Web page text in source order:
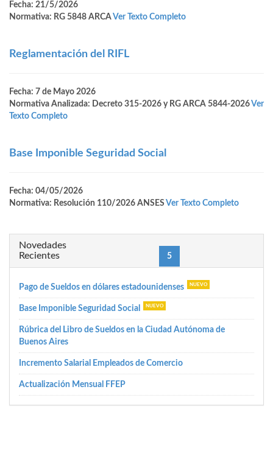
Fecha: 21/5/2026
Normativa: RG 5848 ARCAVer Texto Completo
Reglamentación del RIFL
Fecha: 7 de Mayo 2026
Normativa Analizada: Decreto 315-2026 y RG ARCA 5844-2026Ver
Texto Completo
Base Imponible Seguridad Social
Fecha: 04/05/2026
Normativa: Resolución 110/2026 ANSES Ver Texto Completo
5(current)
Novedades
Recientes
Pago de Sueldos en dólares estadounidenses
Base Imponible Seguridad Social
Rúbrica del Libro de Sueldos en la Ciudad Autónoma de
Buenos Aires
Incremento Salarial Empleados de Comercio
Actualización Mensual FFEP